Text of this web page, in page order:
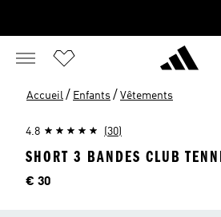
Accueil / Enfants / Vêtements
4.8 (30)
SHORT 3 BANDES CLUB
Price
€ 30